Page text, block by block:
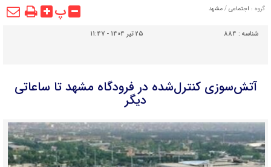
گروه : اجتماعی / مشهد پ
شناسه : 884 25 تیر 1404 - 11:47
آتش‌سوزی کنترل‌شده در فرودگاه مشهد تا ساعاتی
دیگر